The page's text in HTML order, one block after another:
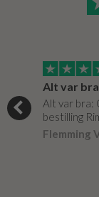
Alt var
Alt var bra:
bestilling
Flemming